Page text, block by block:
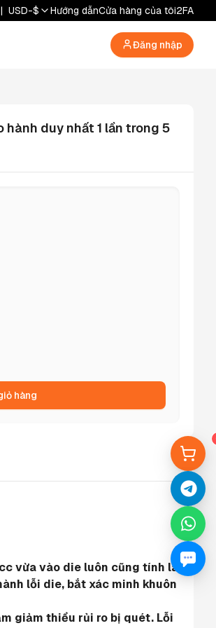
| USD-$ Hướng dẫnCửa hàng của tôi2FA
Đăng nhập
hành duy nhất 1 lần trong 5
hàng
vừa vào die luôn cũng tính là
lỗi die, bắt xác minh khuôn
giảm thiểu rủi ro bị quét. Lỗi